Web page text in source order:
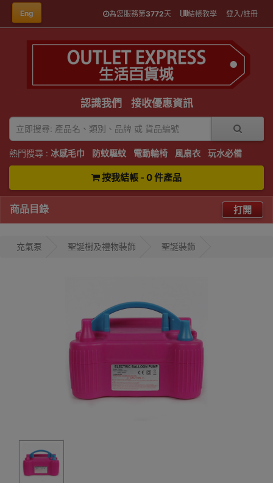
Eng 為您服務第3772天 結帳教學 登入/註冊
認識我們 接收優惠資訊
熱門搜尋 : 冰感毛巾 防蚊驅蚊 電動輪椅 風扇衣 玩水必備
按我結帳 - 0 件產品
商品目錄 打開
充氣泵 聖誕樹及禮物裝飾 聖誕裝飾